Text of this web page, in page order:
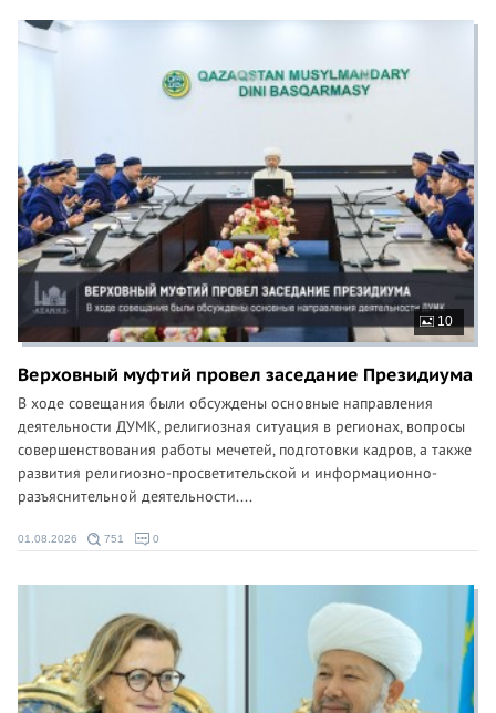
10
Верховный муфтий провел заседание Президиума
В ходе совещания были обсуждены основные направления
деятельности ДУМК, религиозная ситуация в регионах, вопросы
совершенствования работы мечетей, подготовки кадров, а также
развития религиозно-просветительской и информационно-
разъяснительной деятельности....
01.08.2026 751 0